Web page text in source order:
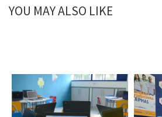
YOU MAY ALSO LIKE